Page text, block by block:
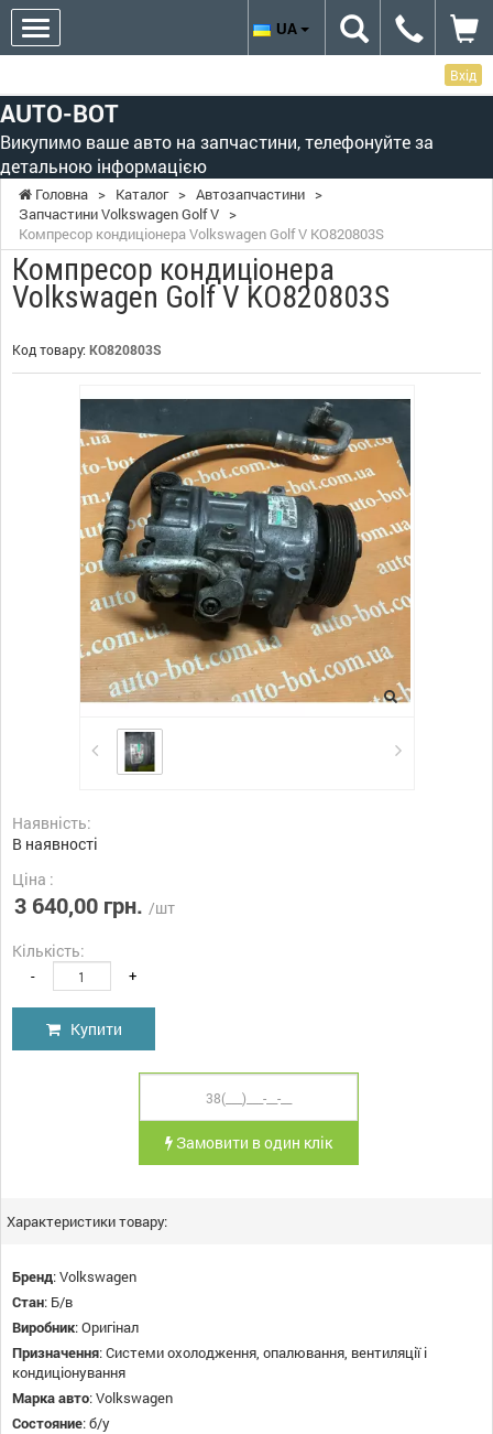
Вхід
AUTO-BOT
Викупимо ваше авто на запчастини, телефонуйте за
детальною інформацією
UA
Головна > Каталог > Автозапчастини >
Запчастини Volkswagen Golf V >
Компресор кондиціонера Volkswagen Golf V KO820803S
Компресор кондиціонера
Volkswagen Golf V KO820803S
Код товару: KO820803S
Наявність:
В наявності
Ціна :
3 640,00 грн. /шт
Кількість:
- +
Купити
Замовити в один клік
Характеристики товару:
Бренд:Volkswagen
Стан: Б/в
Виробник:Оригінал
Призначення:Системи охолодження, опалювання, вентиляції і
кондиціонування
Марка авто:Volkswagen
Состояние:б/у